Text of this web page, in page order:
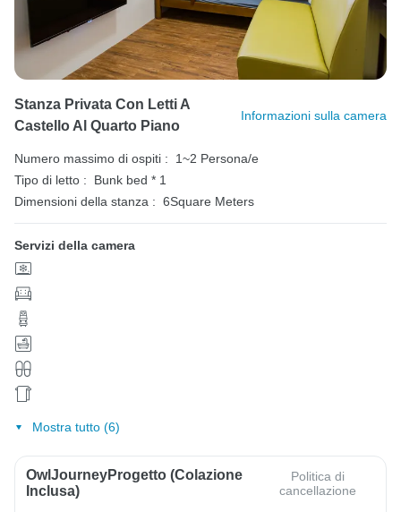
Stanza Privata Con Letti A
Castello Al Quarto Piano
Informazioni sulla camera
Numero massimo di ospiti :
1~2 Persona/e
Tipo di letto :
Bunk bed * 1
Dimensioni della stanza : 6Square Meters
Servizi della camera
Mostra tutto (6)
OwlJourneyProgetto (colazione
Inclusa)
Politica di
cancellazione